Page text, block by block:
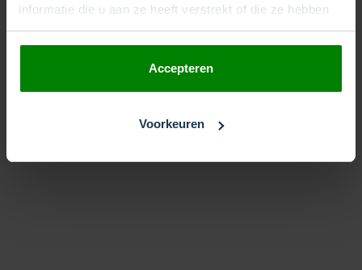
informatie die u aan ze heeft verstrekt of die ze hebben
verzameld op basis van uw gebruik van hun services.
Accepteren
Voorkeuren